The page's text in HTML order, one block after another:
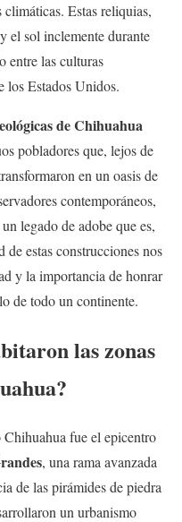
Estas reliquias,
el sol inclemente durante
entre las culturas
los Estados Unidos.
de Chihuahua
pobladores que, lejos de
en un oasis de
contemporáneos,
legado de adobe que es,
estas construcciones nos
y la importancia de honrar
de todo un continente.
las zonas
fue el epicentro
, una rama avanzada
de las pirámides de piedra
un urbanismo